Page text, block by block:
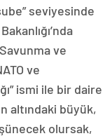
seviyesinde
ve
ve
ismi ile bir daire
altındaki büyük,
olursak,